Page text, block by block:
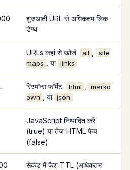
शुरुआती URL से अधिकतम लिंक
डेप्थ
URLs कहां से खोजें: all
site
maps
, या links
रिस्पॉन्स फॉर्मेट: html
markd
own
, या json
JavaScript निष्पादित करें
(true) या तेज HTML फेच
(false)
सेकंड में कैश TTL (अधिकतम